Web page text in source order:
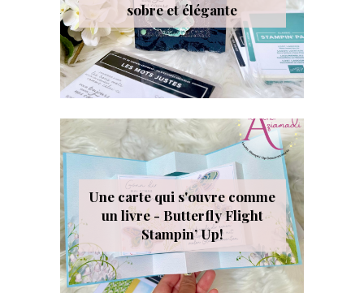
sobre et élégante
Une carte qui s'ouvre comme
un livre - Butterfly Flight
Stampin’ Up!